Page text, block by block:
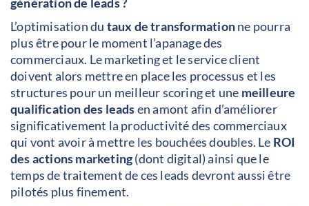
L’optimisation du taux de transformationne pourra
plus être pour le moment l’apanage des
commerciaux. Le marketing et le service client
doivent alors mettre en place les processus et les
structures pour un meilleur scoring et une meilleure
qualification des leadsen amont afin d’améliorer
significativement la productivité des commerciaux
qui vont avoir à mettre les bouchées doubles. Le ROI
des actions marketing(dont digital) ainsi que le
temps de traitement de ces leads devront aussi être
pilotés plus finement.